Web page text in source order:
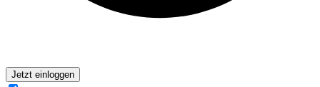
Jetzt einloggen